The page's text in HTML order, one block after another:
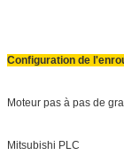
Configuration de
Moteur pas à pas de
Mitsubishi PLC